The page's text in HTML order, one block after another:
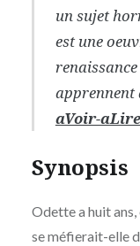
un sujet
est une
apprennent
aVoir-
Synopsis
Odette a huit
se méfierait-elle